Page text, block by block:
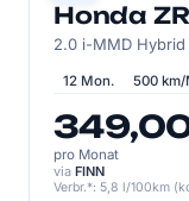
Honda
2.0 i-MMD Hybrid
12 Mon. 500 km/
pro Monat
via FINN
Verbr.*: 5,8 l/100km